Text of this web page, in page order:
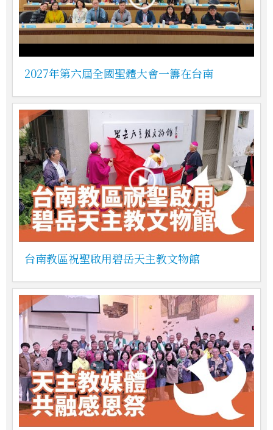
2027年第六屆全國聖體大會一籌在台南
台南教區祝聖啟用碧岳天主教文物館